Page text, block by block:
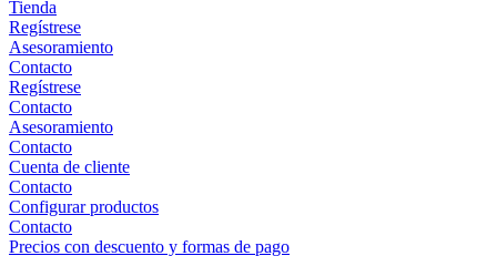
Tienda
Regístrese
Asesoramiento
Contacto
Regístrese
Contacto
Asesoramiento
Contacto
Cuenta de cliente
Contacto
Configurar productos
Contacto
Precios con descuento y formas de pago